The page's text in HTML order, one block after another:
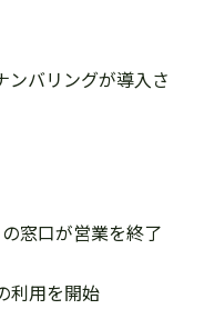
ンバリングが導入さ
窓口が営業を終了
利用を開始